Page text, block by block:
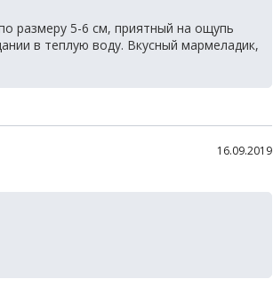
размеру 5-6 см, приятный на ощупь
в теплую воду. Вкусный мармеладик,
16.09.2019